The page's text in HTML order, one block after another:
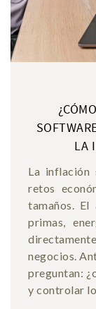
LA
La inflación
retos
tamaños.
primas,
negocios.
preguntan:
y controlar